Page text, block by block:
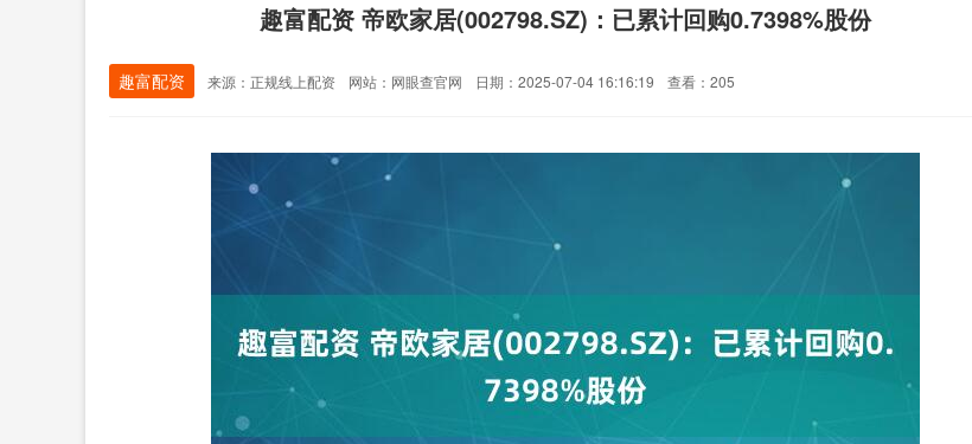
趣富配资 帝欧家居(002798.SZ)：已累计回购0.7398%股份
趣富配资 来源：正规线上配资 网站：网眼查官网 日期：2025-07-04 16:16:19 查看：205